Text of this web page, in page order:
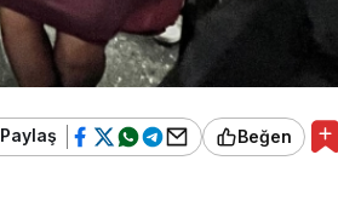
Paylaş Beğen